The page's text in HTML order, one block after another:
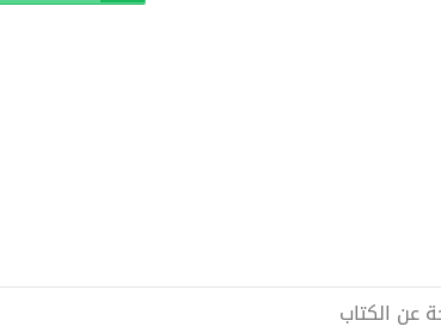
عن الكتاب